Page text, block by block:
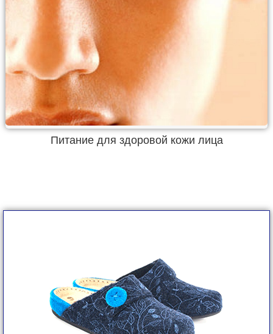
Питание для здоровой кожи лица